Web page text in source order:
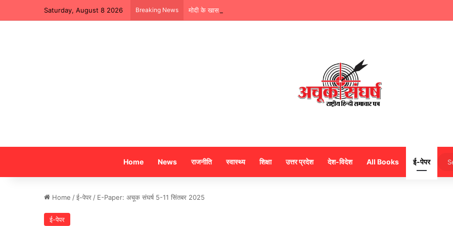
Saturday, August 8 2026 Breaking News मोदी के खास सांसद नवीन जैन ने किया हजारों करोड़ का सड़क निर्माण में घोटाला,पीएम सीएम का मुंह किया काला
Home News राजनीति स्वास्थ्य शिक्षा उत्तर प्रदेश देश-विदेश All Books ई-पेपर
Home /ई-पेपर / E-Paper: अचूक संघर्ष 5-11 सिंतबर 2025
ई-पेपर